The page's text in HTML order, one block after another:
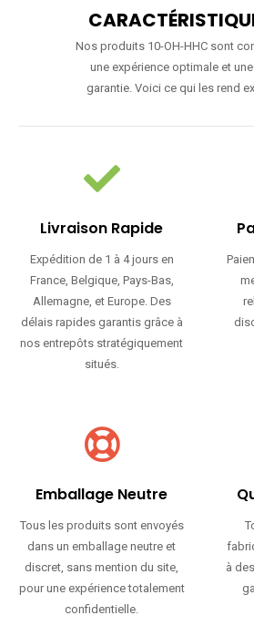
Nos produits 10-OH-HHC sont
une expérience optimale et
garantie. Voici ce qui les rend
Livraison Rapide
Expédition de 1 à 4 jours en
France, Belgique, Pays-Bas,
Allemagne, et Europe. Des
délais rapides garantis grâce à
nos entrepôts stratégiquement
situés.
Emballage Neutre
Tous les produits sont envoyés
dans un emballage neutre et
discret, sans mention du site,
pour une expérience totalement
confidentielle.
à